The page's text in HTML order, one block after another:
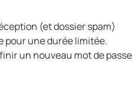
(et dossier spam)
pour une durée limitée.
un nouveau mot de passe